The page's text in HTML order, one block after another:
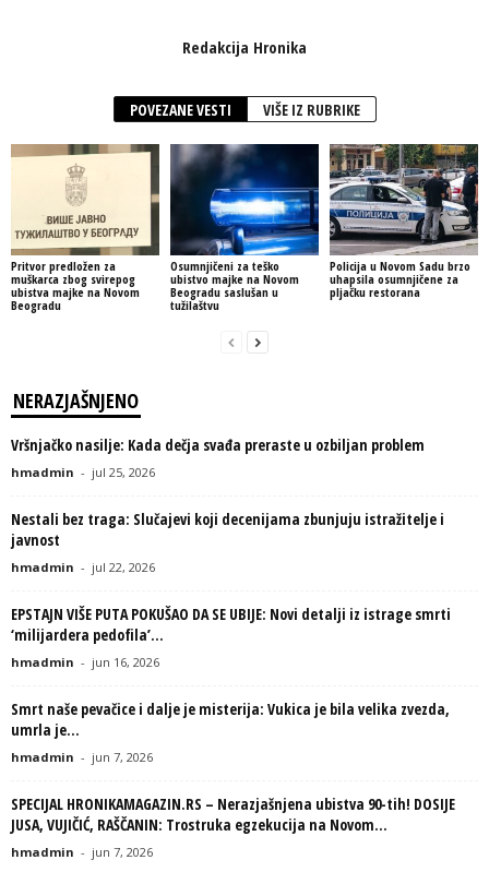
Redakcija Hronika
POVEZANE VESTI VIŠE IZ RUBRIKE
Pritvor predložen za
muškarca zbog svirepog
ubistva majke na Novom
Beogradu
Osumnjičeni za teško
ubistvo majke na Novom
Beogradu saslušan u
tužilaštvu
Policija u Novom Sadu brzo
uhapsila osumnjičene za
pljačku restorana
NERAZJAŠNJENO
Vršnjačko nasilje: Kada dečja svađa preraste u ozbiljan problem
hmadmin - jul 25, 2026
Nestali bez traga: Slučajevi koji decenijama zbunjuju istražitelje i
javnost
hmadmin - jul 22, 2026
EPSTAJN VIŠE PUTA POKUŠAO DA SE UBIJE: Novi detalji iz istrage smrti
‘milijardera pedofila’...
hmadmin - jun 16, 2026
Smrt naše pevačice i dalje je misterija: Vukica je bila velika zvezda,
umrla je...
hmadmin - jun 7, 2026
SPECIJAL HRONIKAMAGAZIN.RS – Nerazjašnjena ubistva 90-tih! DOSIJE
JUSA, VUJIČIĆ, RAŠČANIN: Trostruka egzekucija na Novom...
hmadmin - jun 7, 2026